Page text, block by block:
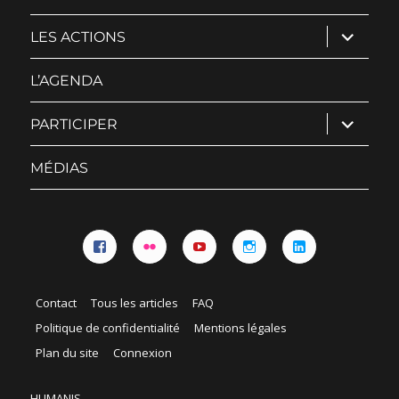
LES ACTIONS ouvrir
le
sous-
L’AGENDA
PARTICIPER ouvrir
le
sous-
MÉDIAS
Contact Tous les articles
FAQ
Politique de confidentialité
Mentions légales
Plan du site
Connexion